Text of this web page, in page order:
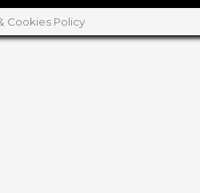
Cookies Policy